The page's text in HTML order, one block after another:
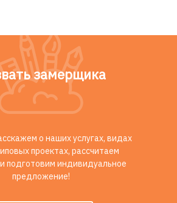
замерщика
о наших услугах, видах
проектах, рассчитаем
подготовим индивидуальное
предложение!